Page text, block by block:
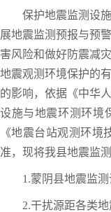
保护地震监测设
展地震监测预报与预
害风险和做好防震减
地震观测环境保护的
的影响，依据《中华
设施与地震环测环境
《地震台站观测环境
准，现将我县地震监
1.蒙阴县地震监测
2.干扰源距各类